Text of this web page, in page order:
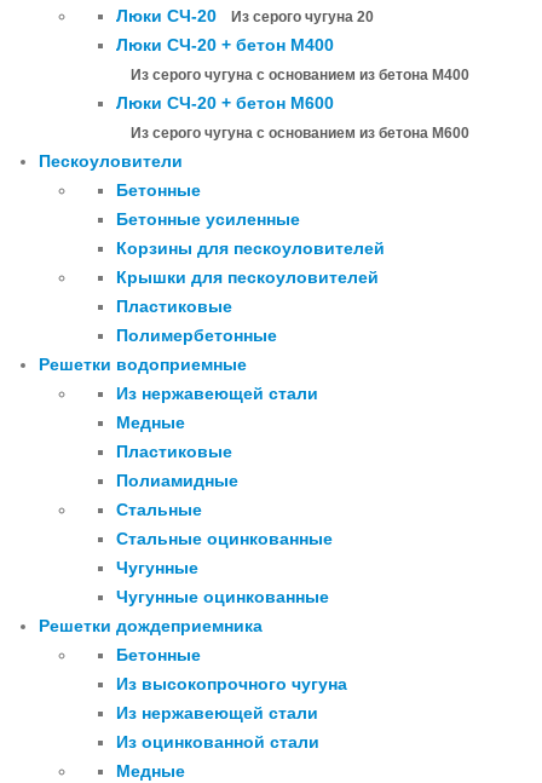
Люки СЧ-20 Из серого чугуна 20
Люки СЧ-20 + бетон М400
Из серого чугуна с основанием из бетона М400
Люки СЧ-20 + бетон М600
Из серого чугуна с основанием из бетона М600
Пескоуловители
Бетонные
Бетонные усиленные
Корзины для пескоуловителей
Крышки для пескоуловителей
Пластиковые
Полимербетонные
Решетки водоприемные
Из нержавеющей стали
Медные
Пластиковые
Полиамидные
Стальные
Стальные оцинкованные
Чугунные
Чугунные оцинкованные
Решетки дождеприемника
Бетонные
Из высокопрочного чугуна
Из нержавеющей стали
Из оцинкованной стали
Медные